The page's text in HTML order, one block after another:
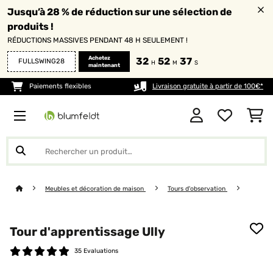
Jusqu’à 28 % de réduction sur une sélection de
produits !
RÉDUCTIONS MASSIVES PENDANT 48 H SEULEMENT !
FULLSWING28
Achetez
maintenant
32 H 52 M 36 S
Paiements flexibles Livraison gratuite à partir de 100€*
Meubles et décoration de maison Tours d'observation
Tour d'apprentissage Ully
35 Evaluations